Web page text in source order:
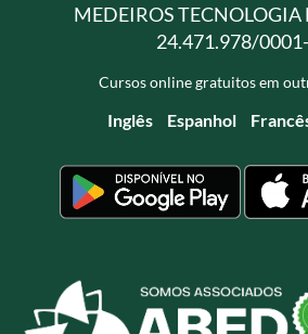
MEDEIROS TECNOLOGIA
24.471.978/
Cursos online gratuitos em
Inglês Espanhol